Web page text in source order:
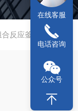
反应釜解析
在线客服
电话咨询
公众号